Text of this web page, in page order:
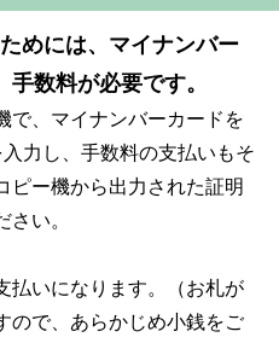
めには、マイナンバー
数料が必要です。
で、マイナンバーカードを
力し、手数料の支払いもそ
ピー機から出力された証明
い。
払いになります。（お札が
ので、あらかじめ小銭をご